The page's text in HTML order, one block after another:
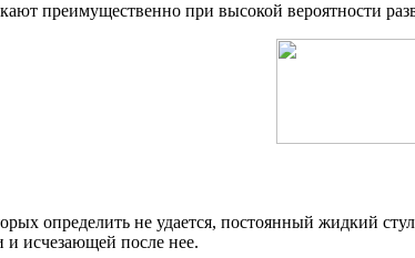
преимущественно при высокой вероятности
определить не удается, постоянный жидкий
и исчезающей после нее.